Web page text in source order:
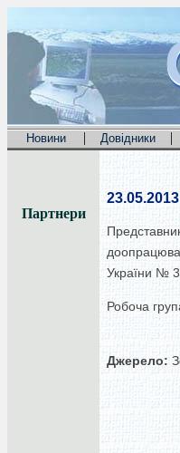
Новини | Довідники |
Партнери
23.05.2013
України №
Робоча
Джерело: